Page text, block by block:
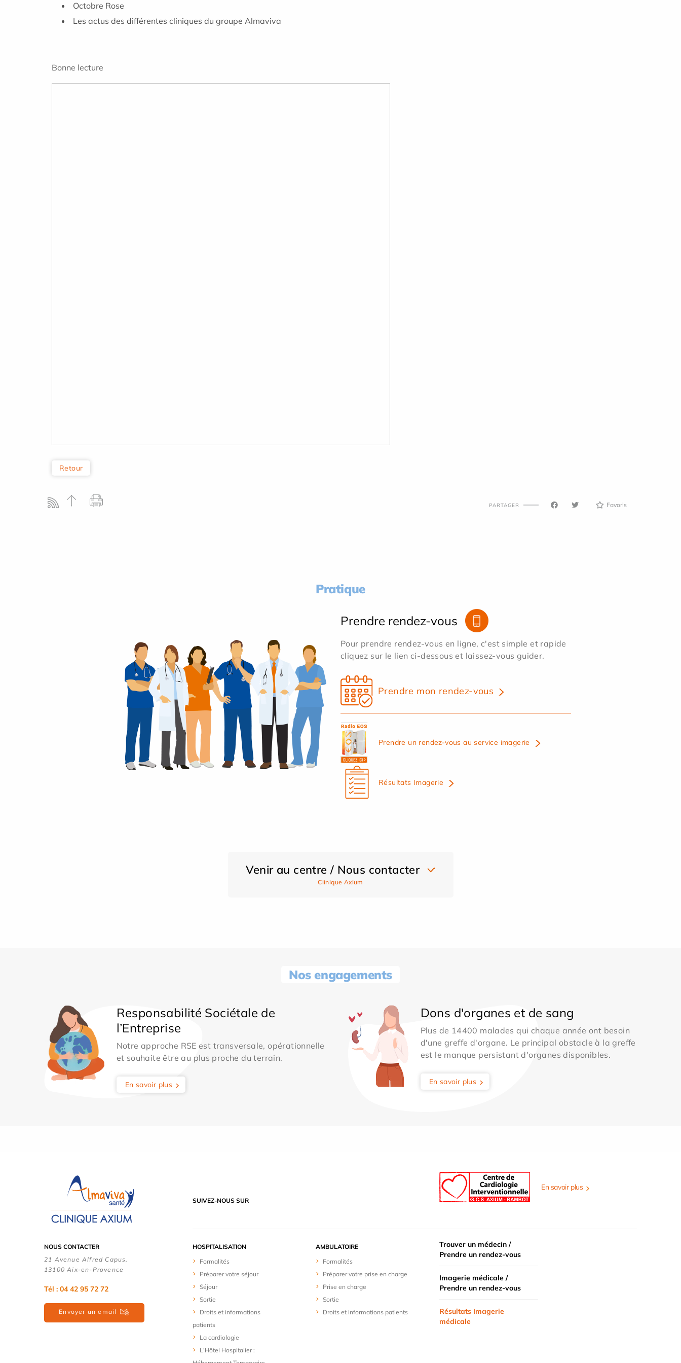
Octobre Rose
Les actus des différentes cliniques du groupe Almaviva
Bonne lecture
Retour
PARTAGER Favoris
Pratique
Prendre rendez-vous
Pour prendre rendez-vous en ligne, c'est simple et rapide
cliquez sur le lien ci-dessous et laissez-vous guider.
Prendre mon rendez-vous
Prendre un rendez-vous au service imagerie
Résultats Imagerie
Venir au centre / Nous contacter
Clinique Axium
Nos engagements
Responsabilité Sociétale de
l’Entreprise
Notre approche RSE est transversale, opérationnelle
et souhaite être au plus proche du terrain.
En savoir plus
Dons d'organes et de sang
Plus de 14400 malades qui chaque année ont besoin
d'une greffe d'organe. Le principal obstacle à la greffe
est le manque persistant d'organes disponibles.
En savoir plus
SUIVEZ-NOUS SUR
En savoir plus
NOUS CONTACTER
21 Avenue Alfred Capus,
13100 Aix-en-Provence
Tél : 04 42 95 72 72
Envoyer un email
HOSPITALISATION
Formalités
Préparer votre séjour
Séjour
Sortie
Droits et informations
patients
La cardiologie
L'Hôtel Hospitalier :
AMBULATOIRE
Formalités
Préparer votre prise en charge
Prise en charge
Sortie
Droits et informations patients
Trouver un médecin /
Prendre un rendez-vous
Imagerie médicale /
Prendre un rendez-vous
Résultats Imagerie
médicale